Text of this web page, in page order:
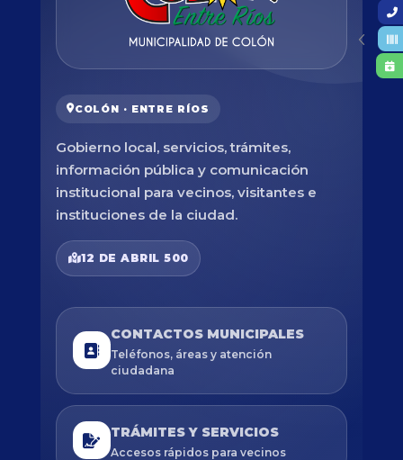
COLÓN · ENTRE RÍOS
Gobierno local, servicios, trámites,
información pública y comunicación
institucional para vecinos, visitantes e
instituciones de la ciudad.
12 DE ABRIL 500
CONTACTOS MUNICIPALES
Teléfonos, áreas y atención
ciudadana
TRÁMITES Y SERVICIOS
Accesos rápidos para vecinos